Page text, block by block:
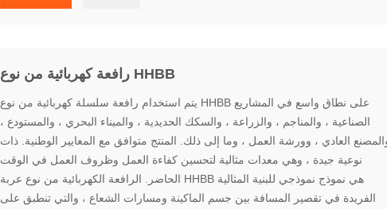
رافعة كهربائية من نوع HHBB
يتم استخدام رافعة سلسلة كهربائية من نوع HHBB على نطاق واسع في المشاريع
الصناعية ، والمناجم ، والزراعة ، والسكك الحديدية ، والميناء البحري ، والمستودع ،
العادي ، وورشة العمل ، وما إلى ذلك. المنتج متوافق مع المعايير الوطنية. ذات
نوعية جيدة ، وهي معدات مثالية لتحسين كفاءة العمل وظروف العمل في الوقت
الحاضر. الرافعة الكهربائية من نوع عربة HHBB هي نموذج نموذجي للبنية المثالية
الفريدة في تقصير المسافة بين جسم الماكينة ومسارات الشعاع ، والتي تنطبق على